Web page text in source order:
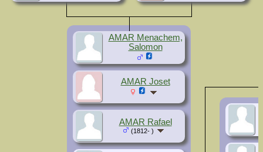
AMAR Menachem,
Salomon
AMAR Joset
AMAR Rafael
(1812- )